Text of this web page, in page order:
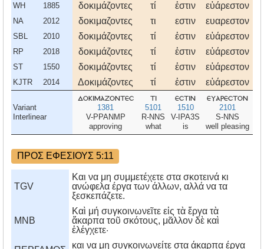
WH 1885 δοκιμάζοντες τί ἐστιν εὐάρεστον
NA 2012 δοκιμαζοντες τι εστιν ευαρεστον
SBL 2010 δοκιμάζοντες τί ἐστιν εὐάρεστον
RP 2018 δοκιμάζοντες τί ἐστιν εὐάρεστον
ST 1550 δοκιμάζοντες τί ἐστιν εὐάρεστον
KJTR 2014 Δοκιμάζοντες τί ἐστιν εὐάρεστον
Variant
Interlinear
δοκιμαζοντεσ
1381
V-PPANMP
approving
τι
5101
R-NNS
what
εστιν
1510
V-IPA3S
is
ευαρεστον
2101
S-NNS
well pleasing
ΠΡΟΣ ΕΦΕΣΙΟΥΣ 5:11
TGV
Και να μη συμμετέχετε στα σκοτεινά κι
ανώφελα έργα των άλλων, αλλά να τα
ξεσκεπάζετε.
MNB
Καὶ μή συγκοινωνεῖτε εἰς τὰ ἔργα τὰ
ἄκαρπα τοῦ σκότους, μᾶλλον δὲ καὶ
ἐλέγχετε·
και να μη συγκοινωνείτε στα άκαρπα έργα